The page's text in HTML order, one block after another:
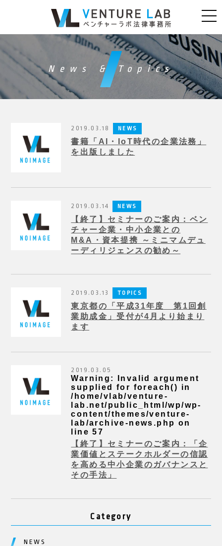
News & Topics
2019.03.18 NEWS
書籍「AI・IoT時代の企業法務」
を出版しました
2019.03.14 NEWS
【終了】セミナーのご案内：ベン
チャー企業・中小企業との
M&A・資本提携 ～ミニマムデュ
ーディリジェンスの勧め～
2019.03.13 TOPICS
東京都の「平成31年度 第1回創
業助成金」受付が4月より始まり
ます
2019.03.05
Warning : Invalid argument
supplied for foreach() in
/home/vlab/venture-
lab.net/public_html/wp/wp-
content/themes/venture-
lab/archive-news.php on
line57
【終了】セミナーのご案内：「企
業価値とステークホルダーの信認
を高める中小企業のガバナンスと
その手法」
Category
NEWS